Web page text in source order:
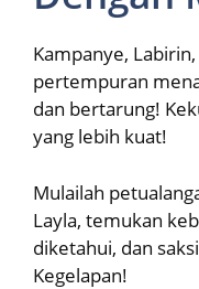
Kampanye,
pertempuran
dan bertarung!
yang lebih kuat!
Mulailah
Layla, temukan
diketahui, dan
Kegelapan!